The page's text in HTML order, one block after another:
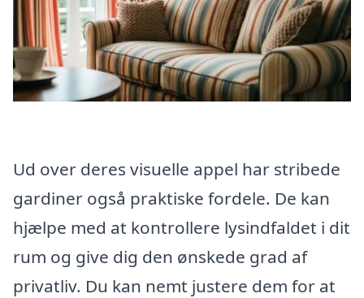
Ud over deres visuelle appel har stribede
gardiner også praktiske fordele. De kan
hjælpe med at kontrollere lysindfaldet i dit
rum og give dig den ønskede grad af
privatliv. Du kan nemt justere dem for at